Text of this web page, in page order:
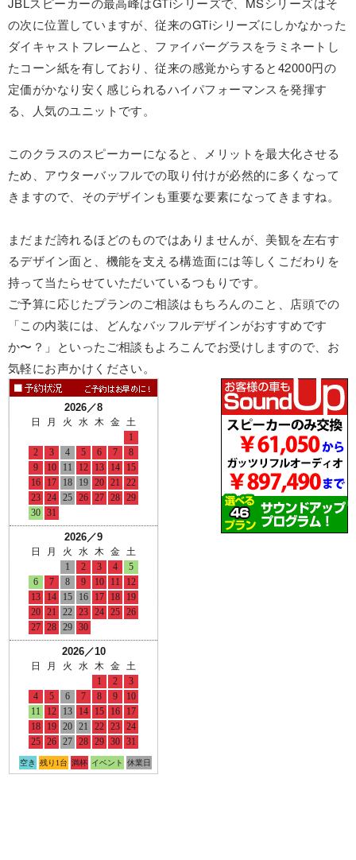
の次に位置していますが、従来のGTiシリーズにしかなかった
ダイキャストフレームと、ファイバーグラスをラミネートし
たコーン紙を有しており、従来の感覚からすると42000円の
定価がかなり安く感じられるハイパフォーマンスを発揮す
る、人気のユニットです。
このクラスのスピーカーになると、メリットを最大化させる
ため、アウターバッフルでの取り付けが必然的に多くなって
きますので、そのデザインも重要な要素になってきますね。
まだまだ誇れるほどのものではありませんが、美観を左右す
るデザイン面と、機能を支える構造面には等しくこだわりを
持って当たらせていただいているつもりです。
ご予算に応じたプランのご相談はもちろんのこと、店頭での
「この内装には、どんなバッフルデザインがおすすめです
か〜？」といったご相談もよろこんでお受けしますので、お
気軽にお声かけください。